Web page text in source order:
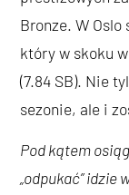
Bronze. W
który w skoku
(7.84 SB). Nie
sezonie, ale i
Pod kątem
„odpukać” idzie